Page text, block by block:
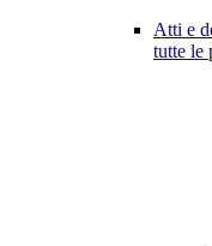
Atti e
tutte le